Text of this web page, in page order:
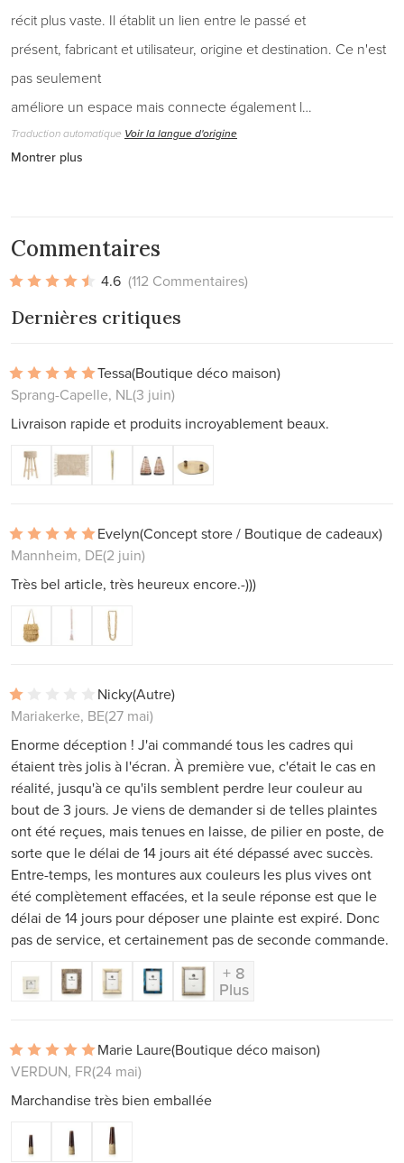
récit plus vaste. Il établit un lien entre le passé et
présent, fabricant et utilisateur, origine et destination. Ce n'est
pas seulement
améliore un espace mais connecte également l…
Traduction automatique Voir la langue d'origine
Montrer plus
Commentaires
4.6 (112 Commentaires)
Dernières critiques
Tessa(Boutique déco maison)
Sprang-Capelle, NL(3 juin)
Livraison rapide et produits incroyablement beaux.
Evelyn(Concept store / Boutique de cadeaux)
Mannheim, DE(2 juin)
Très bel article, très heureux encore.-)))
Nicky(Autre)
Mariakerke, BE(27 mai)
Enorme déception ! J'ai commandé tous les cadres qui
étaient très jolis à l'écran. À première vue, c'était le cas en
réalité, jusqu'à ce qu'ils semblent perdre leur couleur au
bout de 3 jours. Je viens de demander si de telles plaintes
ont été reçues, mais tenues en laisse, de pilier en poste, de
sorte que le délai de 14 jours ait été dépassé avec succès.
Entre-temps, les montures aux couleurs les plus vives ont
été complètement effacées, et la seule réponse est que le
délai de 14 jours pour déposer une plainte est expiré. Donc
pas de service, et certainement pas de seconde commande.
+ 8
Plus
Marie Laure(Boutique déco maison)
VERDUN, FR(24 mai)
Marchandise très bien emballée